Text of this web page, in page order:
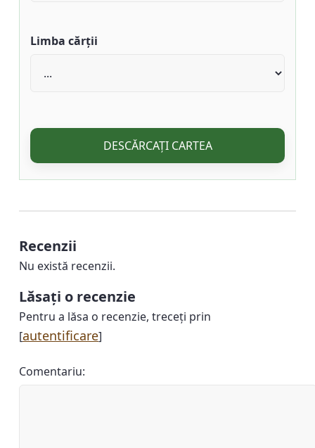
Limba cărții
DESCĂRCAȚI CARTEA
Recenzii
Nu există recenzii.
Lăsați o recenzie
Pentru a lăsa o recenzie, treceți prin
[autentificare]
Comentariu: